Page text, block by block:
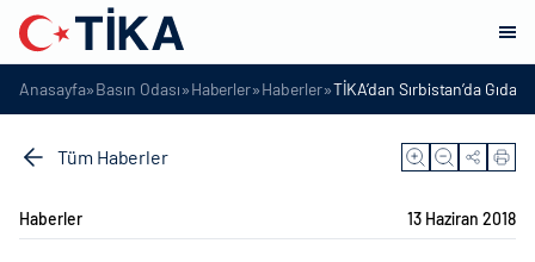
Anasayfa»Basın Odası»Haberler»Haberler»TİKA’dan Sırbistan’da Gıda
Tüm Haberler
Haberler 13 Haziran 2018